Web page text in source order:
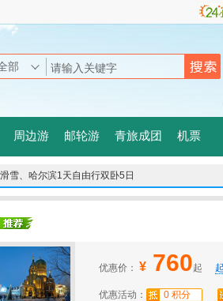
周边游 邮轮游 青旅成团 机票
雪、哈尔滨1天自由行双卧5日
优惠价： ¥ 760起
优惠活动： 0 积分